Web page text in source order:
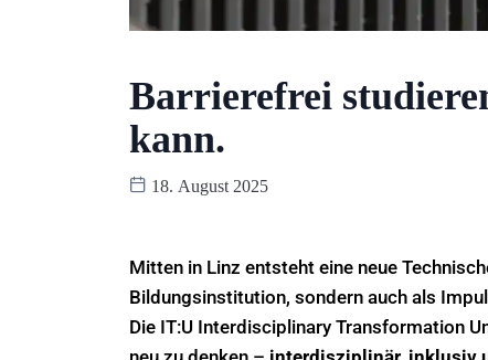
Barrierefrei
kann.
18. August 2025
Mitten in Linz entsteht eine neue
Bildungsinstitution, sondern auch als
Die IT:U Interdisciplinary Transformation